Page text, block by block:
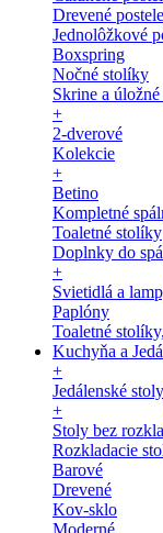
Drevené postele
Jednolôžkové
Boxspring
Nočné stolíky
Skrine a
+
2-dverové
Kolekcie
+
Betino
Kompletné
Toaletné stolíky
Doplnky do
+
Svietidlá a
Paplóny
Toaletné
Kuchyňa a
+
Jedálenské stoly
+
Stoly bez
Rozkladacie
Barové
Drevené
Kov-sklo
Moderné